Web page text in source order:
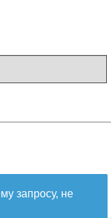
запросу, не